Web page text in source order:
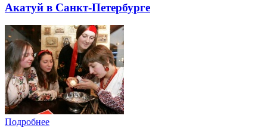
Акатуй в Санкт-Петербурге
Подробнее